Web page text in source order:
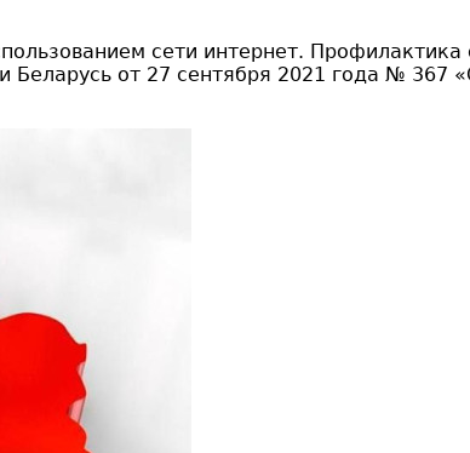
сети интернет. Профилактика
от 27 сентября 2021 года № 367